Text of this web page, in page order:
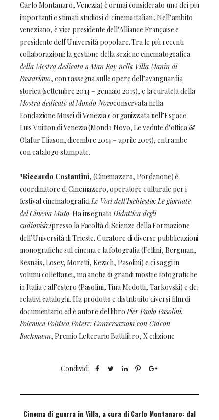
Carlo Montanaro, Venezia) è ormai considerato uno dei più
importanti e stimati studiosi di cinema italiani. Nell’ambito
veneziano, è vice presidente dell’Alliance Française e
presidente dell’Università popolare. Tra le più recenti
collaborazioni: la gestione della sezione cinematografica
della Mostra dedicata a Man Ray nella Villa Manin di
Passariano, con rassegna sulle opere dell’avanguardia
storica (settembre 2014 – gennaio 2015), e la curatela della
Mostra dedicata al Mondo Novoconservata nella
Fondazione Musei di Venezia e organizzata nell’Espace
Luis Vuitton di Venezia (Mondo Novo, Le vedute d’ottica &
Olafur Eliason, dicembre 2014 – aprile 2015), entrambe
con catalogo stampato.
*Riccardo Costantini, (Cinemazero, Pordenone) è
coordinatore di Cinemazero, operatore culturale per i
festival cinematograficiLe Voci dell’InchiestaeLe giornate
del Cinema Muto. Ha insegnatoDidattica degli
audiovisivipresso la Facoltà di Scienze della Formazione
dell’Università di Trieste. Curatore di diverse pubblicazioni
monografiche sul cinema e la fotografia (Fellini, Bergman,
Resnais, Losey, Moretti, Kezich, Pasolini) e di saggi in
volumi collettanei, ma anche di grandi mostre fotografiche
in Italia e all’estero (Pasolini, Tina Modotti, Tarkovski) e dei
relativi cataloghi. Ha prodotto e distribuito diversi film di
documentario ed è autore del libroPier Paolo Pasolini.
Polemica Politica Potere: Conversazioni con Gideon
Bachmann, Premio Letterario Battilibro, X edizione.
Condividi
Cinema di guerra in Villa, a cura di Carlo Montanaro: dal